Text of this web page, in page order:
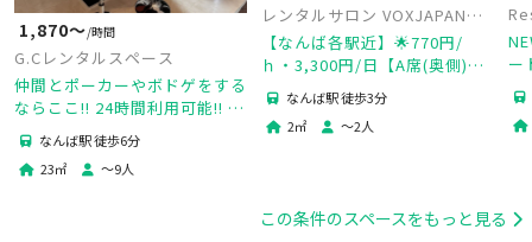
1,870〜/時間
G.Cレンタルスペース
仲間とポーカーやボドゲをする
ならここ!! 24時間利用可能!! 持
ち込み可能・冷蔵庫付き・ボー
ドゲームをして盛り上がろう!!
なんば駅 徒歩6分
23㎡ 〜9人
レンタルサロン VOXJAPAN
STUDIO
【なんば各駅近】🌟770円/
ｈ・3,300円/日【A席(奥側)】
🌟備品消耗品充実🌟💗ネイル💗
レンタルサロン シェアサロン
💗
なんば駅 徒歩3分
2㎡ 〜2人
ー
料
この条件のスペースをもっと見る